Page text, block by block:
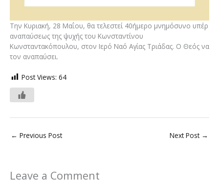
Την Κυριακή, 28 Μαΐου, θα τελεστεί 40ήμερο μνημόσυνο υπέρ
αναπαύσεως της ψυχής του Κωνσταντίνου
Κωνσταντακόπουλου, στον Ιερό Ναό Αγίας Τριάδας. Ο Θεός να
τον αναπαύσει.
Post Views: 64
← Previous Post Next Post →
Leave a Comment